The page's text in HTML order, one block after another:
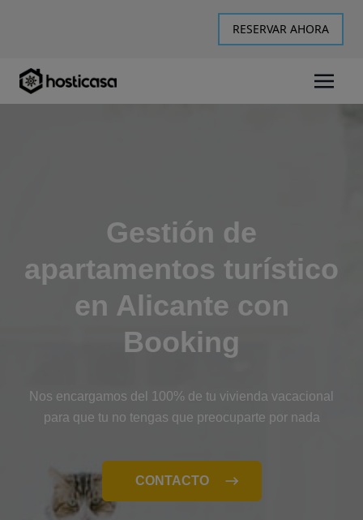
RESERVAR AHORA
Gestión de
apartamentos turístico
en Alicante con
Booking
Nos encargamos del 100% de tu vivienda vacacional
para que tu no tengas que preocuparte por nada
CONTACTO